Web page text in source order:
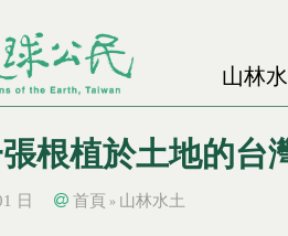
山林
根植於土地的台
日 首頁 » 山林水土